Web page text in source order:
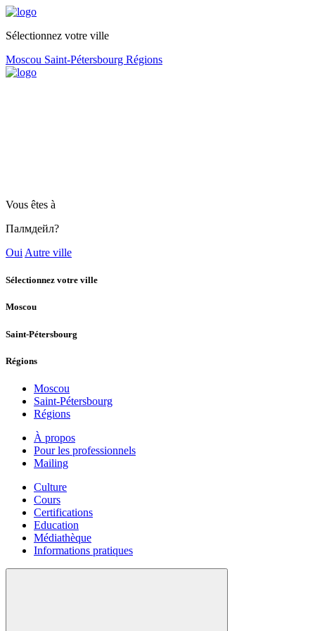
Sélectionnez votre ville
Moscou Saint-Pétersbourg Régions
Vous êtes à
Палмдейл?
Oui Autre ville
Sélectionnez votre ville
Moscou
Saint-Pétersbourg
Régions
Moscou
Saint-Pétersbourg
Régions
À propos
Pour les professionnels
Mailing
Culture
Cours
Certifications
Education
Médiathèque
Informations pratiques